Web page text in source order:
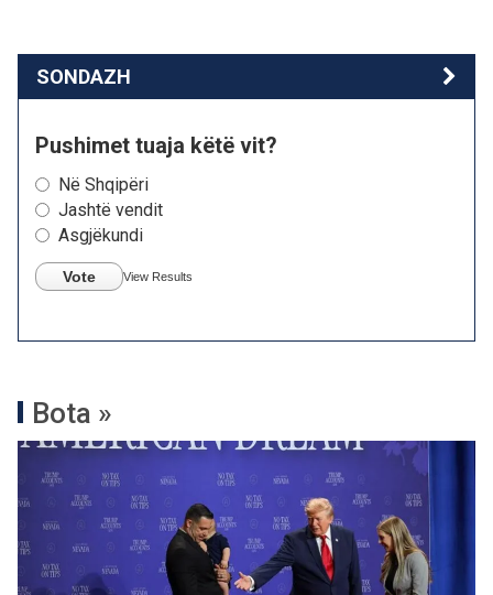
SONDAZH
Pushimet tuaja këtë vit?
Në Shqipëri
Jashtë vendit
Asgjëkundi
Vote View Results
Bota »